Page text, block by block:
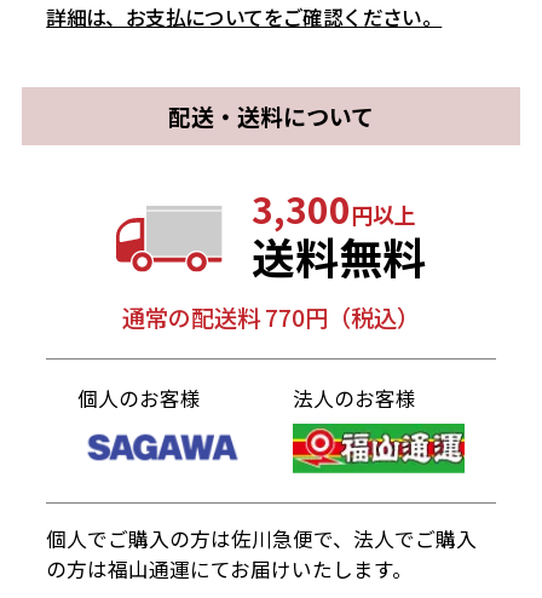
詳細は、お支払についてをご確認ください。
配送・送料について
3,300円以上
送料無料
通常の配送料 770円（税込）
個人のお客様 法人のお客様
個人でご購入の方は佐川急便で、法人でご購入
の方は福山通運にてお届けいたします。